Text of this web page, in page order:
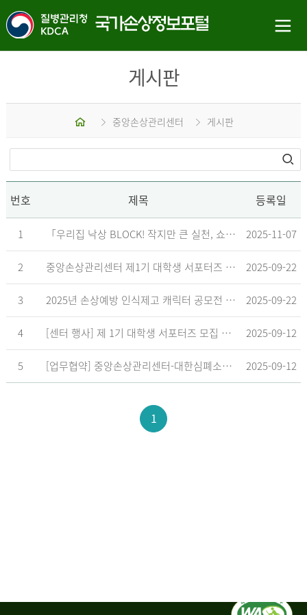
게시판
중앙손상관리센터 게시판
번호 제목 등록일
1 「우리집 낙상 BLOCK! 작지만 큰 실천, 쇼츠 챌린지」 수상작 발표 2025-11-07
2 중앙손상관리센터 제1기 대학생 서포터즈 합격자 발표 2025-09-22
3 2025년 손상예방 인식제고 캐릭터 공모전 결과발표 지연 안내 2025-09-22
4 [센터 행사] 제 1기 대학생 서포터즈 모집 공고 2025-09-12
5 [업무협약] 중앙손상관리센터-대한심폐소생협회, 학교현장 CPR 교육 확대 위한 업무협약 체결 2025-09-12
1